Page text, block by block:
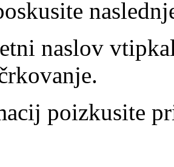
naslov
poizkusite